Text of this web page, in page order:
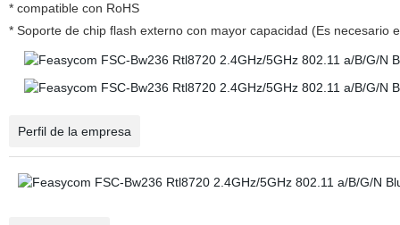
* compatible con RoHS
* Soporte de chip flash externo con mayor capacidad (Es necesario
Perfil de la empresa